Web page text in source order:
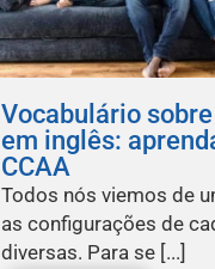
Vocabulário
em inglês:
CCAA
Todos nós viemos de
as configurações de
diversas. Para se [...]